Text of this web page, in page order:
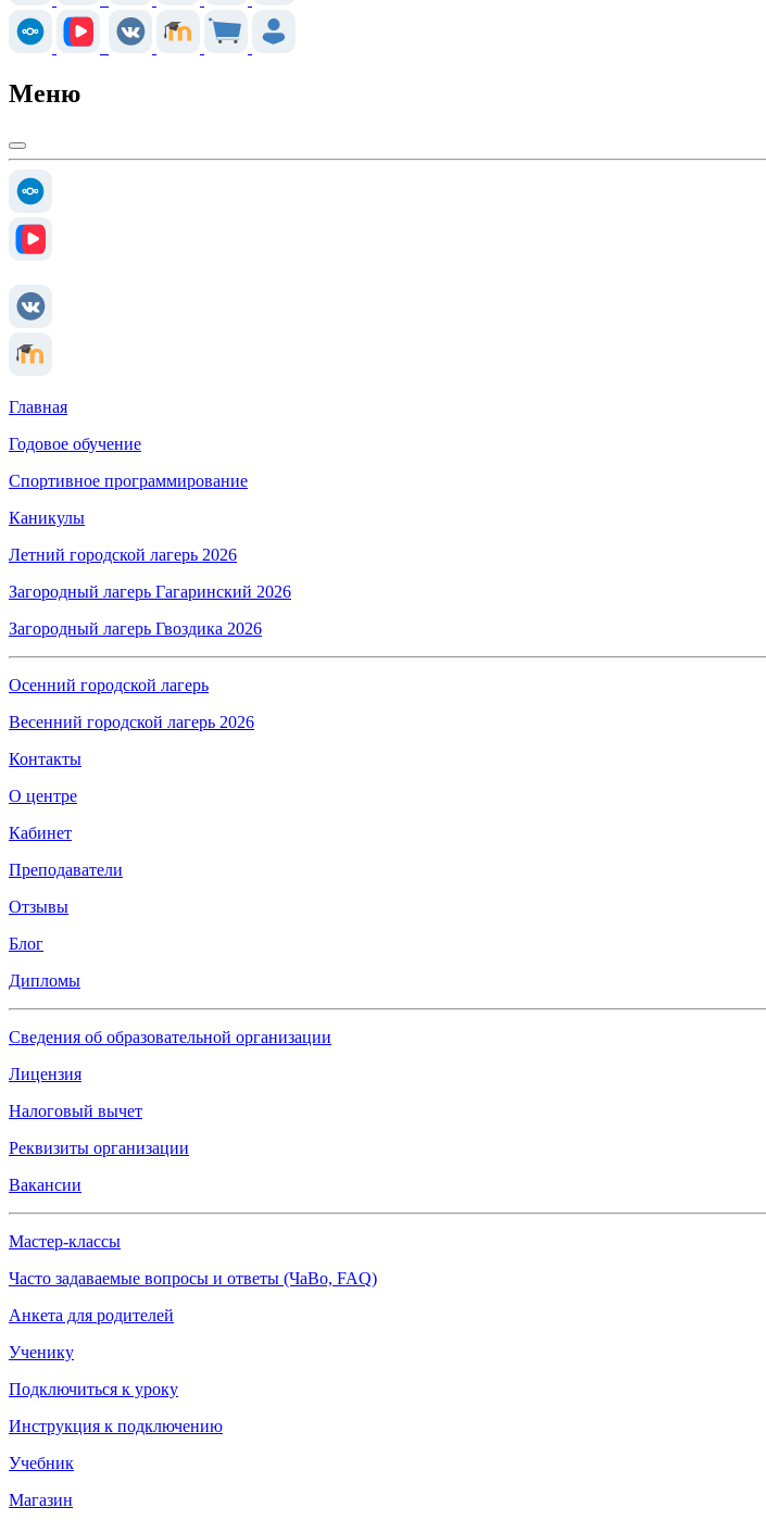
Меню
Главная
Годовое обучение
Спортивное программирование
Каникулы
Летний городской лагерь 2026
Загородный лагерь Гагаринский 2026
Загородный лагерь Гвоздика 2026
Осенний городской лагерь
Весенний городской лагерь 2026
Контакты
О центре
Кабинет
Преподаватели
Отзывы
Блог
Дипломы
Сведения об образовательной организации
Лицензия
Налоговый вычет
Реквизиты организации
Вакансии
Мастер-классы
Часто задаваемые вопросы и ответы (ЧаВо, FAQ)
Анкета для родителей
Ученику
Подключиться к уроку
Инструкция к подключению
Учебник
Магазин